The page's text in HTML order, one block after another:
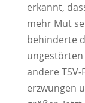
erkannt,
mehr Mut
behinderte
ungestörten
andere
erzwungen